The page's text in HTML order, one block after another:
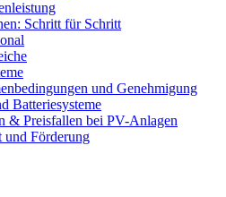
Schritt für Schritt
und Genehmigung
Batteriesysteme
& Preisfallen bei PV-Anlagen
und Förderung